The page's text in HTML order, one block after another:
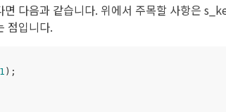
다음과 같습니다. 위에서 주목할 사항은
점입니다.
1 );